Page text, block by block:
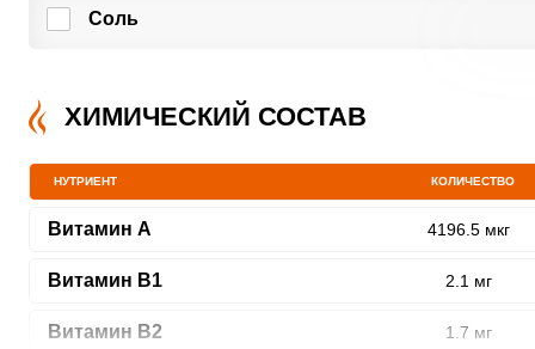
Соль
ХИМИЧЕСКИЙ СОСТАВ
НУТРИЕНТ КОЛИЧЕСТВО
Витамин A 4196.5 мкг
Витамин В1 2.1 мг
Витамин В2 1.7 мг